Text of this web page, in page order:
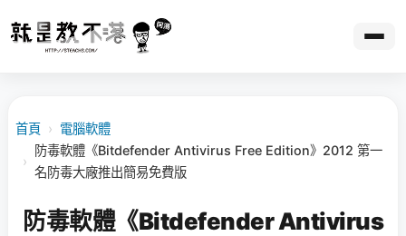
首頁 › 電腦軟體
›
防毒軟體《Bitdefender Antivirus Free Edition》2012 第一
名防毒大廠推出簡易免費版
防毒軟體《Bitdefender Antivirus